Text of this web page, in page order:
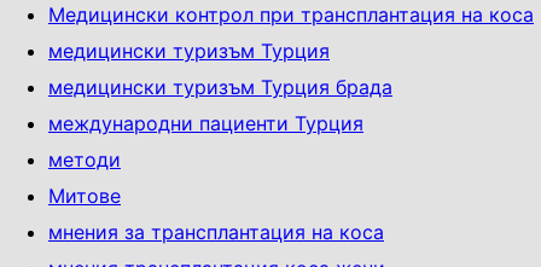
Медицински контрол при трансплантация на коса
медицински туризъм Турция
медицински туризъм Турция брада
международни пациенти Турция
методи
Митове
мнения за трансплантация на коса